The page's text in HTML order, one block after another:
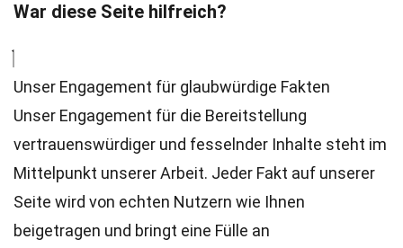
War diese Seite hilfreich?
Unser Engagement für glaubwürdige Fakten
Unser Engagement für die Bereitstellung
vertrauenswürdiger und fesselnder Inhalte steht im
Mittelpunkt unserer Arbeit. Jeder Fakt auf unserer
Seite wird von echten Nutzern wie Ihnen
beigetragen und bringt eine Fülle an